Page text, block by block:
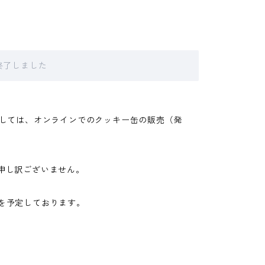
しました
ては、オンラインでのクッキー缶の販売（発
訳ございません。
定しております。